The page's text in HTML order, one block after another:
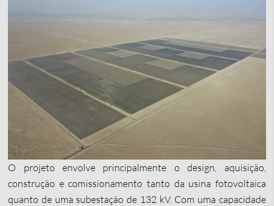
O projeto envolve principalmente o design, aquisição,
construção e comissionamento tanto da usina fotovoltaica
quanto de uma subestação de 132 kV. Com uma capacidade